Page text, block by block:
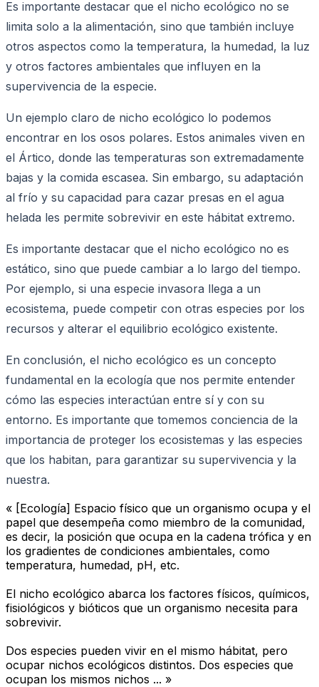
Es importante destacar que el nicho ecológico no se
limita solo a la alimentación, sino que también incluye
otros aspectos como la temperatura, la humedad, la luz
y otros factores ambientales que influyen en la
supervivencia de la especie.
Un ejemplo claro de nicho ecológico lo podemos
encontrar en los osos polares. Estos animales viven en
el Ártico, donde las temperaturas son extremadamente
bajas y la comida escasea. Sin embargo, su adaptación
al frío y su capacidad para cazar presas en el agua
helada les permite sobrevivir en este hábitat extremo.
Es importante destacar que el nicho ecológico no es
estático, sino que puede cambiar a lo largo del tiempo.
Por ejemplo, si una especie invasora llega a un
ecosistema, puede competir con otras especies por los
recursos y alterar el equilibrio ecológico existente.
En conclusión, el nicho ecológico es un concepto
fundamental en la ecología que nos permite entender
cómo las especies interactúan entre sí y con su
entorno. Es importante que tomemos conciencia de la
importancia de proteger los ecosistemas y las especies
que los habitan, para garantizar su supervivencia y la
nuestra.
« [Ecología] Espacio físico que un organismo ocupa y el
papel que desempeña como miembro de la comunidad,
es decir, la posición que ocupa en la cadena trófica y en
los gradientes de condiciones ambientales, como
temperatura, humedad, pH, etc.
El nicho ecológico abarca los factores físicos, químicos,
fisiológicos y bióticos que un organismo necesita para
sobrevivir.
Dos especies pueden vivir en el mismo hábitat, pero
ocupar nichos ecológicos distintos. Dos especies que
ocupan los mismos nichos ... »